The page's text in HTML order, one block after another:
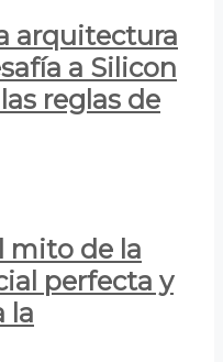
arquitectura
a Silicon
reglas de
mito de la
perfecta y
la